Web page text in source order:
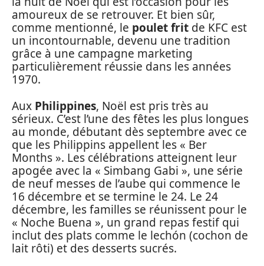
amoureux de se retrouver. Et bien sûr,
comme mentionné, le poulet frit de KFC est
un incontournable, devenu une tradition
grâce à une campagne marketing
particulièrement réussie dans les années
1970.
Aux Philippines, Noël est pris très au
sérieux. C’est l’une des fêtes les plus longues
au monde, débutant dès septembre avec ce
que les Philippins appellent les « Ber
Months ». Les célébrations atteignent leur
apogée avec la « Simbang Gabi », une série
de neuf messes de l’aube qui commence le
16 décembre et se termine le 24. Le 24
décembre, les familles se réunissent pour le
« Noche Buena », un grand repas festif qui
inclut des plats comme le lechón (cochon de
lait rôti) et des desserts sucrés.